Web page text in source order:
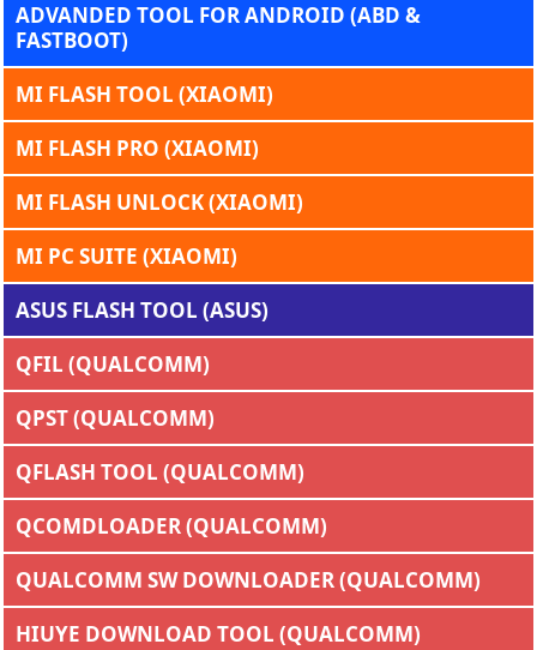
ADVANDED TOOL FOR ANDROID (ABD &
FASTBOOT)
MI FLASH TOOL (XIAOMI)
MI FLASH PRO (XIAOMI)
MI FLASH UNLOCK (XIAOMI)
MI PC SUITE (XIAOMI)
ASUS FLASH TOOL (ASUS)
QFIL (QUALCOMM)
QPST (QUALCOMM)
QFLASH TOOL (QUALCOMM)
QCOMDLOADER (QUALCOMM)
QUALCOMM SW DOWNLOADER (QUALCOMM)
HIUYE DOWNLOAD TOOL (QUALCOMM)